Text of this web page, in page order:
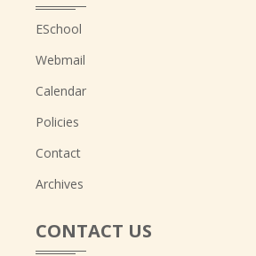
ESchool
Webmail
Calendar
Policies
Contact
Archives
CONTACT US